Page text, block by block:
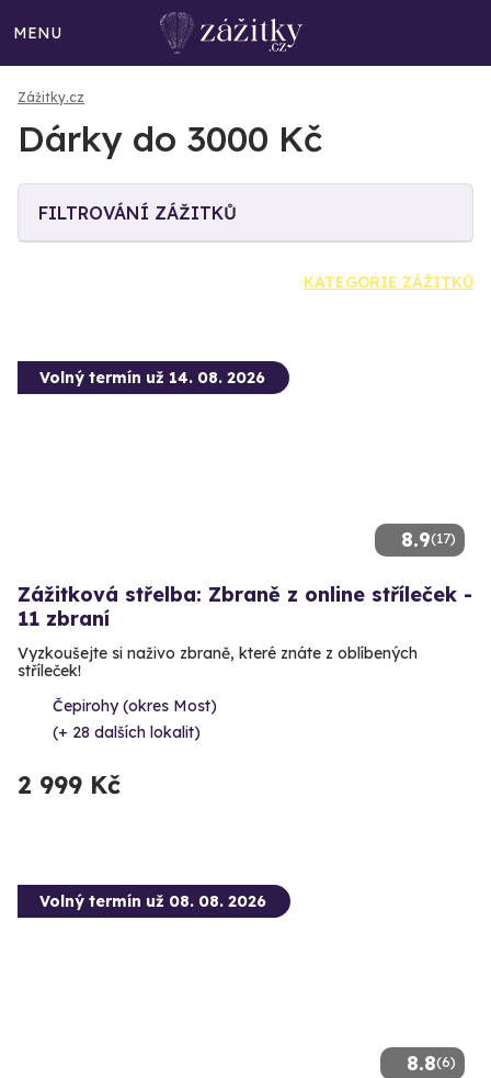
MENU
Zážitky.cz
Dárky do 3000 Kč
FILTROVÁNÍ ZÁŽITKŮ
KATEGORIE ZÁŽITKŮ
8.9(17)
Volný termín už 14. 08. 2026
Zážitková střelba: Zbraně z online stříleček -
11 zbraní
Vyzkoušejte si naživo zbraně, které znáte z oblíbených
stříleček!
Čepirohy (okres Most)
(+ 28 dalších lokalit)
2 999 Kč
8.8(6)
Volný termín už 08. 08. 2026